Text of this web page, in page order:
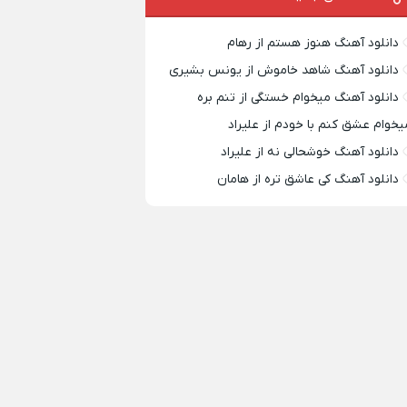
دانلود آهنگ هنوز هستم از رهام
دانلود آهنگ شاهد خاموش از یونس بشیری
دانلود آهنگ میخوام خستگی از تنم بره
عشق کنم با خودم از علیراد
دانلود آهنگ خوشحالی نه از علیراد
دانلود آهنگ کی عاشق تره از هامان